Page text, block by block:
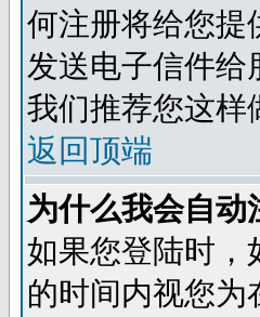
何注册将给您提
发送电子信件
我们推荐您这样
返回顶端
为什么我会自动
如果您登陆时，
的时间内视您为